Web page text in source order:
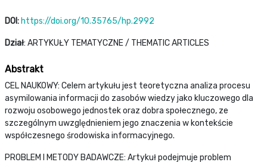
DOI: https://doi.org/10.35765/hp.2992
Dział: ARTYKUŁY TEMATYCZNE / THEMATIC ARTICLES
Abstrakt
CEL NAUKOWY: Celem artykułu jest teoretyczna analiza procesu
asymilowania informacji do zasobów wiedzy jako kluczowego dla
rozwoju osobowego jednostek oraz dobra społecznego, ze
szczególnym uwzględnieniem jego znaczenia w kontekście
współczesnego środowiska informacyjnego.
PROBLEM I METODY BADAWCZE: Artykuł podejmuje problem